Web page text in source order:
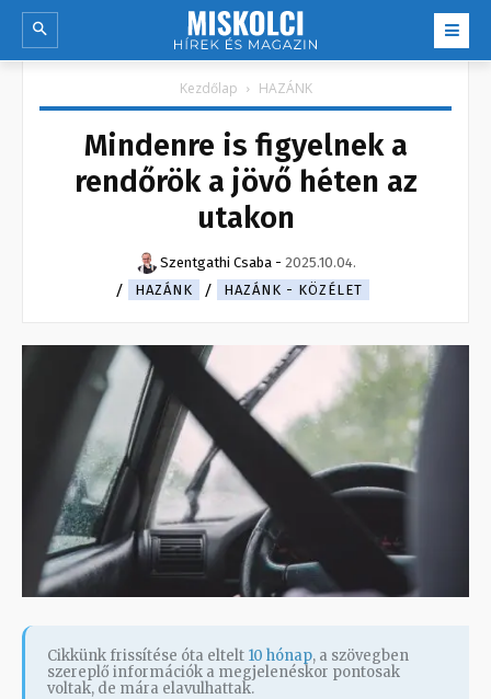
Kezdőlap HAZÁNK
Mindenre is figyelnek a
rendőrök a jövő héten az
utakon
Szentgathi Csaba - 2025.10.04.
HAZÁNK
HAZÁNK - KÖZÉLET
Cikkünk frissítése óta eltelt 10 hónap, a szövegben
szereplő információk a megjelenéskor pontosak
voltak, de mára elavulhattak.